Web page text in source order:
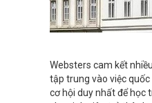
Websters cam kết
tập trung vào việc
cơ hội duy nhất để học